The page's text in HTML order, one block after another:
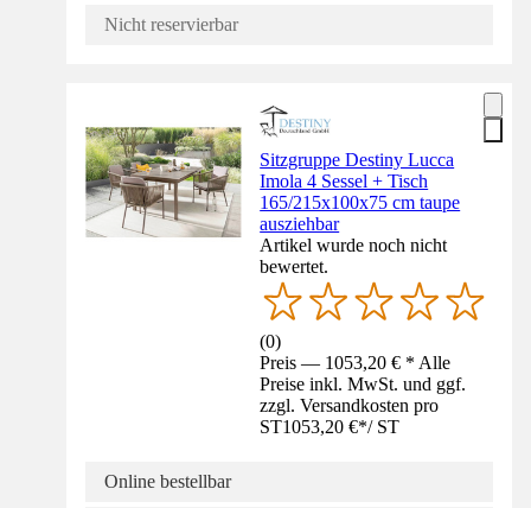
Nicht reservierbar
Sitzgruppe Destiny Lucca
Imola 4 Sessel + Tisch
165/215x100x75 cm taupe
ausziehbar
Artikel wurde noch nicht
bewertet.
(0)
Preis — 1053,20 € * Alle
Preise inkl. MwSt. und ggf.
zzgl. Versandkosten pro
ST1053,20 €*/ ST
Online bestellbar